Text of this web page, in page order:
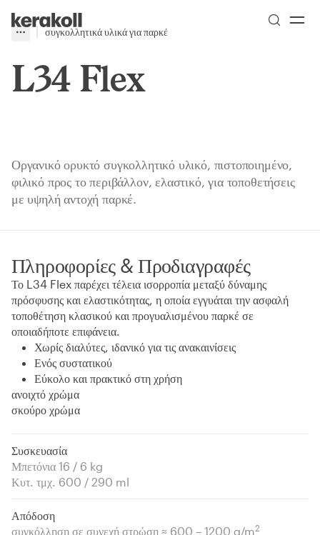
Go to Homepage
More
Toggle menu
συγκολλητικά υλικά για παρκέ
L34 Flex
Οργανικό ορυκτό συγκολλητικό υλικό, πιστοποιημένο,
φιλικό προς το περιβάλλον, ελαστικό, για τοποθετήσεις
με υψηλή αντοχή παρκέ.
Πληροφορίες & Προδιαγραφές
Το L34 Flex παρέχει τέλεια ισορροπία μεταξύ δύναμης
πρόσφυσης και ελαστικότητας, η οποία εγγυάται την ασφαλή
τοποθέτηση κλασικού και προγυαλισμένου παρκέ σε
οποιαδήποτε επιφάνεια.
Χωρίς διαλύτες, ιδανικό για τις ανακαινίσεις
Ενός συστατικού
Εύκολο και πρακτικό στη χρήση
ανοιχτό χρώμα
σκούρο χρώμα
Συσκευασία
Μπετόνια 16 / 6 kg
Κυτ. τμχ. 600 / 290 ml
Απόδοση
συγκόλληση σε συνεχή στρώση ≈ 600 – 1200 g/m2